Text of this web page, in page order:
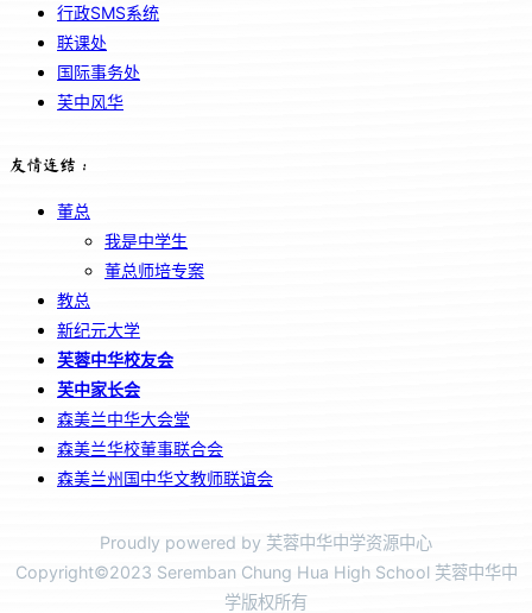
行政SMS系统
联课处
国际事务处
芙中风华
友情连结：
董总
我是中学生
董总师培专案
教总
新纪元大学
芙蓉中华校友会
芙中家长会
森美兰中华大会堂
森美兰华校董事联合会
森美兰州国中华文教师联谊会
Proudly powered by 芙蓉中华中学资源中心
Copyright©2023 Seremban Chung Hua High School 芙蓉中华中
学版权所有